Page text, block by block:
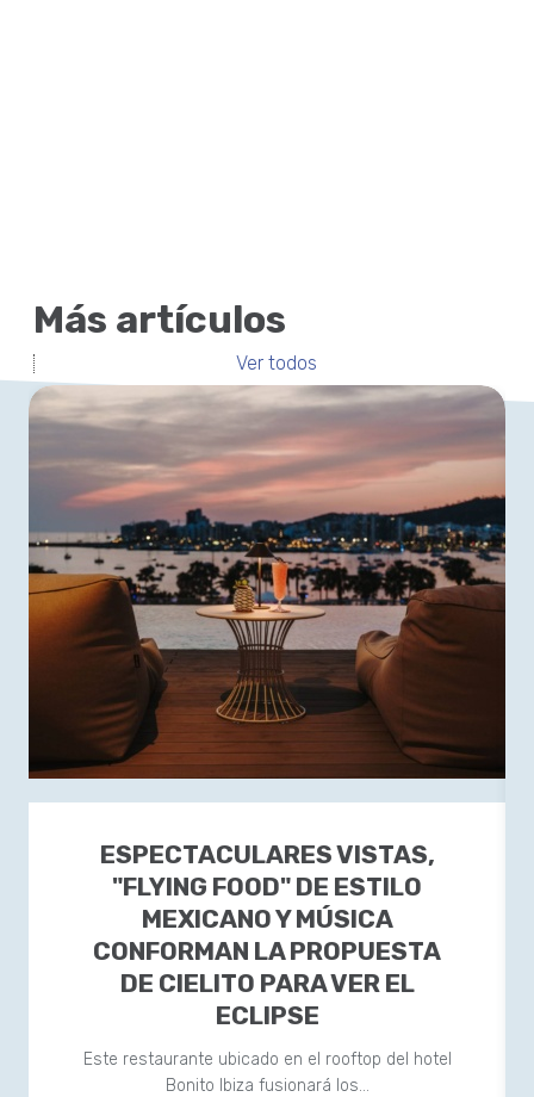
Más artículos
Ver todos
ESPECTACULARES VISTAS,
"FLYING FOOD" DE ESTILO
MEXICANO Y MÚSICA
CONFORMAN LA PROPUESTA
DE CIELITO PARA VER EL
ECLIPSE
Este restaurante ubicado en el rooftop del hotel
Bonito Ibiza fusionará los…